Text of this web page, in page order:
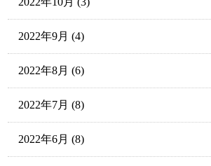
2022年9月 (4)
2022年8月 (6)
2022年7月 (8)
2022年6月 (8)